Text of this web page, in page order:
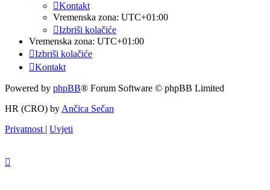
Kontakt
Vremenska zona: UTC+01:00
Izbriši kolačiće
Vremenska zona: UTC+01:00
Izbriši kolačiće
Kontakt
Powered by phpBB® Forum Software © phpBB Limited
HR (CRO) by Ančica Sečan
Privatnost | Uvjeti